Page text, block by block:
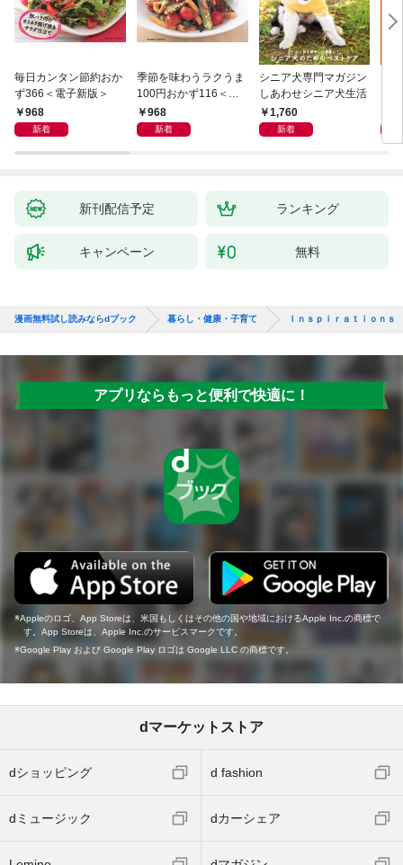
毎日カンタン節約おか
ず366＜電子新版＞
968
新着
季節を味わうラクうま
100円おかず116＜電
子新版＞
968
新着
シニア犬専門マガジン
しあわせシニア犬生活
1,760
新着
新刊配信予定 ランキング
キャンペーン 無料
漫画無料試し読みならdブック 暮らし・健康・子育て Ｉｎｓｐｉｒａｔｉｏｎ
アプリならもっと便利で快適に！
Appleのロゴ、App Storeは、米国もしくはその他の国や地域におけるApple Inc.の商標で
す。App Storeは、Apple Inc.のサービスマークです。
Google Play および Google Play ロゴは Google LLC の商標です。
dマーケットストア
dショッピング d fashion
dミュージック dカーシェア